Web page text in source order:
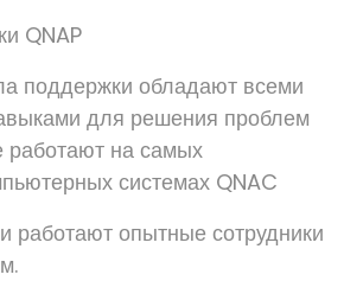
QNAP
поддержки обладают всеми
для решения проблем
работают на самых
системах QNAC
работают опытные сотрудники